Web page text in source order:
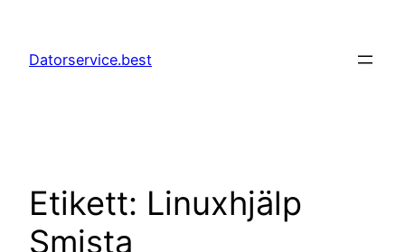
innehåll
Datorservice.best
Etikett: Linuxhjälp
Smista